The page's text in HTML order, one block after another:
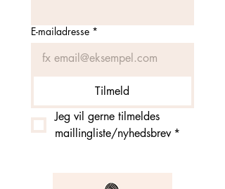
E-mailadresse *
Tilmeld
Jeg vil gerne tilmeldes
maillingliste/nyhedsbrev *